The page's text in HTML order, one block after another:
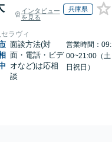
インタビュー
を見る
兵庫県
ラヴィ
面談方法(対
面・電話・ビデ
オなど)は応相
談
営業時間：09:
00~21:00（土
日祝日）